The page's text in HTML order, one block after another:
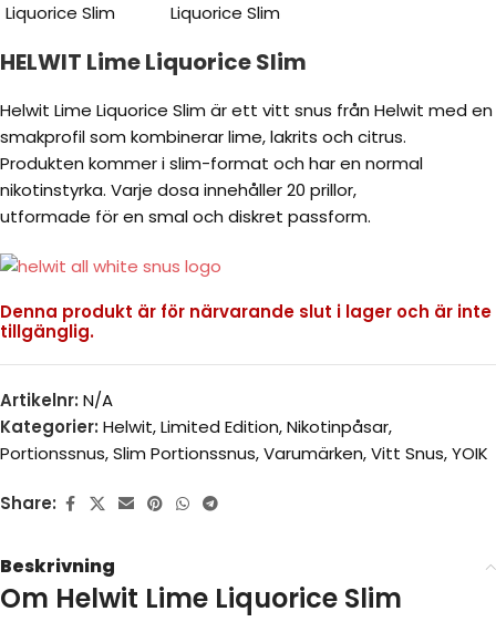
HELWIT Lime Liquorice Slim
Helwit Lime Liquorice Slim är ett vitt snus från Helwit med en
smakprofil som kombinerar lime, lakrits och citrus.
Produkten kommer i slim-format och har en normal
nikotinstyrka. Varje dosa innehåller 20 prillor,
utformade för en smal och diskret passform.
Denna produkt är för närvarande slut i lager och är inte
tillgänglig.
Artikelnr: N/A
Kategorier: Helwit,Limited Edition,Nikotinpåsar,
Portionssnus,Slim Portionssnus,Varumärken,Vitt Snus,YOIK
Share:
Beskrivning
Om Helwit Lime Liquorice Slim